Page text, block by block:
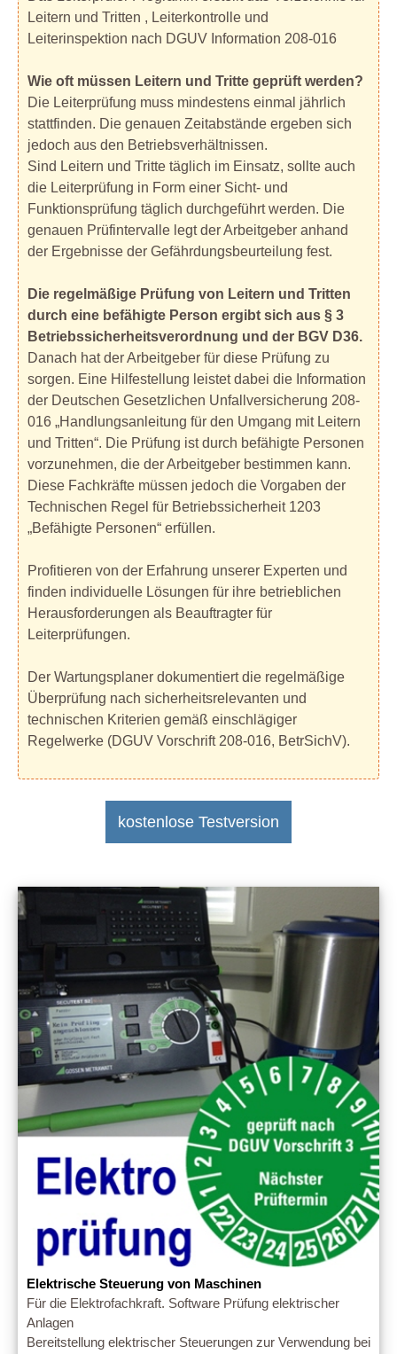
Leitern und Tritten , Leiterkontrolle und
Leiterinspektion nach DGUV Information 208-016
Wie oft müssen Leitern und Tritte geprüft werden?
Die Leiterprüfung muss mindestens einmal jährlich
stattfinden. Die genauen Zeitabstände ergeben sich
jedoch aus den Betriebsverhältnissen.
Sind Leitern und Tritte täglich im Einsatz, sollte auch
die Leiterprüfung in Form einer Sicht- und
Funktionsprüfung täglich durchgeführt werden. Die
genauen Prüfintervalle legt der Arbeitgeber anhand
der Ergebnisse der Gefährdungsbeurteilung fest.
Die regelmäßige Prüfung von Leitern und Tritten
durch eine befähigte Person ergibt sich aus § 3
Betriebssicherheitsverordnung und der BGV D36.
Danach hat der Arbeitgeber für diese Prüfung zu
sorgen. Eine Hilfestellung leistet dabei die Information
der Deutschen Gesetzlichen Unfallversicherung 208-
016 „Handlungsanleitung für den Umgang mit Leitern
und Tritten“. Die Prüfung ist durch befähigte Personen
vorzunehmen, die der Arbeitgeber bestimmen kann.
Diese Fachkräfte müssen jedoch die Vorgaben der
Technischen Regel für Betriebssicherheit 1203
„Befähigte Personen“ erfüllen.
Profitieren von der Erfahrung unserer Experten und
finden individuelle Lösungen für ihre betrieblichen
Herausforderungen als Beauftragter für
Leiterprüfungen.
Der Wartungsplaner dokumentiert die regelmäßige
Überprüfung nach sicherheitsrelevanten und
technischen Kriterien gemäß einschlägiger
Regelwerke (DGUV Vorschrift 208-016, BetrSichV).
kostenlose Testversion
Elektrische Steuerung von Maschinen
Für die Elektrofachkraft. Software Prüfung elektrischer
Anlagen
Bereitstellung elektrischer Steuerungen zur Verwendung bei